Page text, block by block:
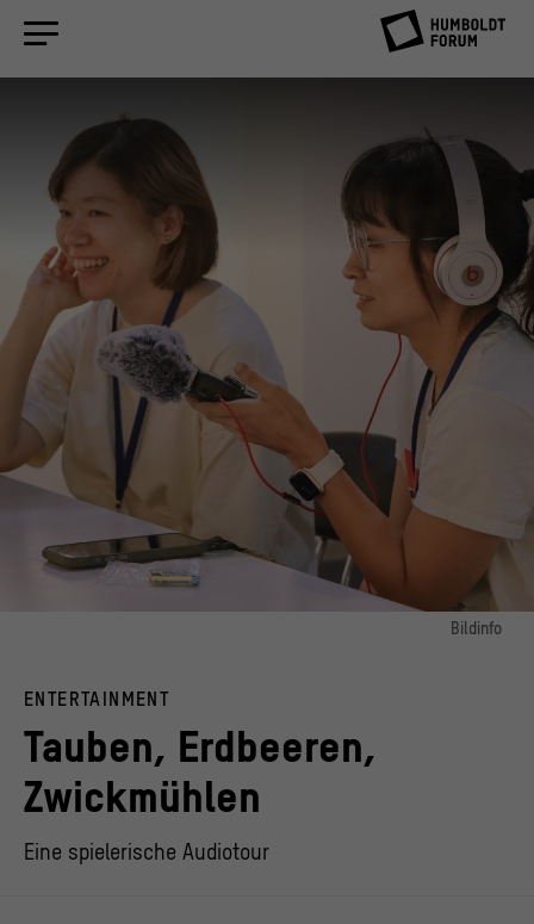
Bildinfo
ENTERTAINMENT
Tauben, Erdbeeren,
Zwickmühlen
Eine spielerische Audiotour